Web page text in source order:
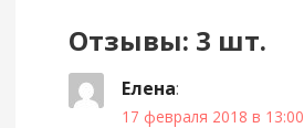
Отзывы: 3 шт.
Елена:
17 февраля 2018 в 13:00